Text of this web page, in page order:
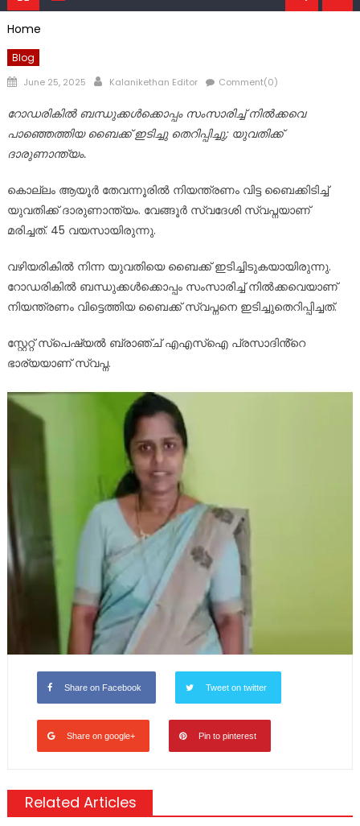
Home
Blog
Posted
June 25, 2025 Author
Kalanikethan Editor Comment(0)
റോഡരികില്‍ ബന്ധുക്കൾക്കൊപ്പം സംസാരിച്ച് നിൽക്കവെ
പാഞ്ഞെത്തിയ ബൈക്ക് ഇടിച്ചു തെറിപ്പിച്ചു; യുവതിക്ക്
ദാരുണാന്ത്യം.
കൊല്ലം ആയൂർ തേവന്നൂരിൽ നിയന്ത്രണം വിട്ട ബൈക്കിടിച്ച്
യുവതിക്ക് ദാരുണാന്ത്യം. വേങ്ങൂർ സ്വദേശി സ്വപ്നയാണ്
മരിച്ചത്. 45 വയസായിരുന്നു.
വഴിയരികിൽ നിന്ന യുവതിയെ ബൈക്ക് ഇടിച്ചിടുകയായിരുന്നു.
റോഡരികില്‍ ബന്ധുക്കൾക്കൊപ്പം സംസാരിച്ച് നിൽക്കവെയാണ്
നിയന്ത്രണം വിട്ടെത്തിയ ബൈക്ക് സ്വപ്നനെ ഇടിച്ചുതെറിപ്പിച്ചത്.
സ്റ്റേറ്റ് സ്പെഷ്യൽ ബ്രാഞ്ച് എഎസ്ഐ പ്രസാദിൻ്റെ
ഭാര്യയാണ് സ്വപ്ന.
Share on Facebook Tweet on twitter
Share on google+ Pin to pinterest
Related Articles